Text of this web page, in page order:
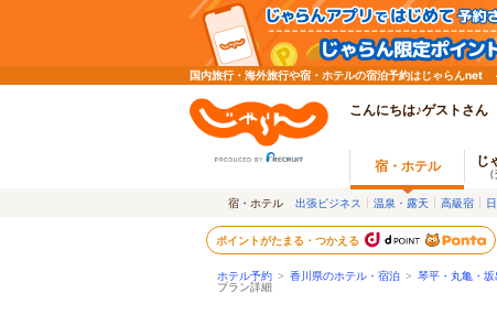
国内旅行・海外旅行や宿・ホテルの宿泊予約はじゃらんnet
こんにちは♪ゲストさん
宿・ホテル じ
宿・ホテル 出張ビジネス 温泉・露天 高級宿
ポイントがたまる・つかえる
ホテル予約 > 香川県のホテル・宿泊 > 琴平・丸亀・
プラン詳細